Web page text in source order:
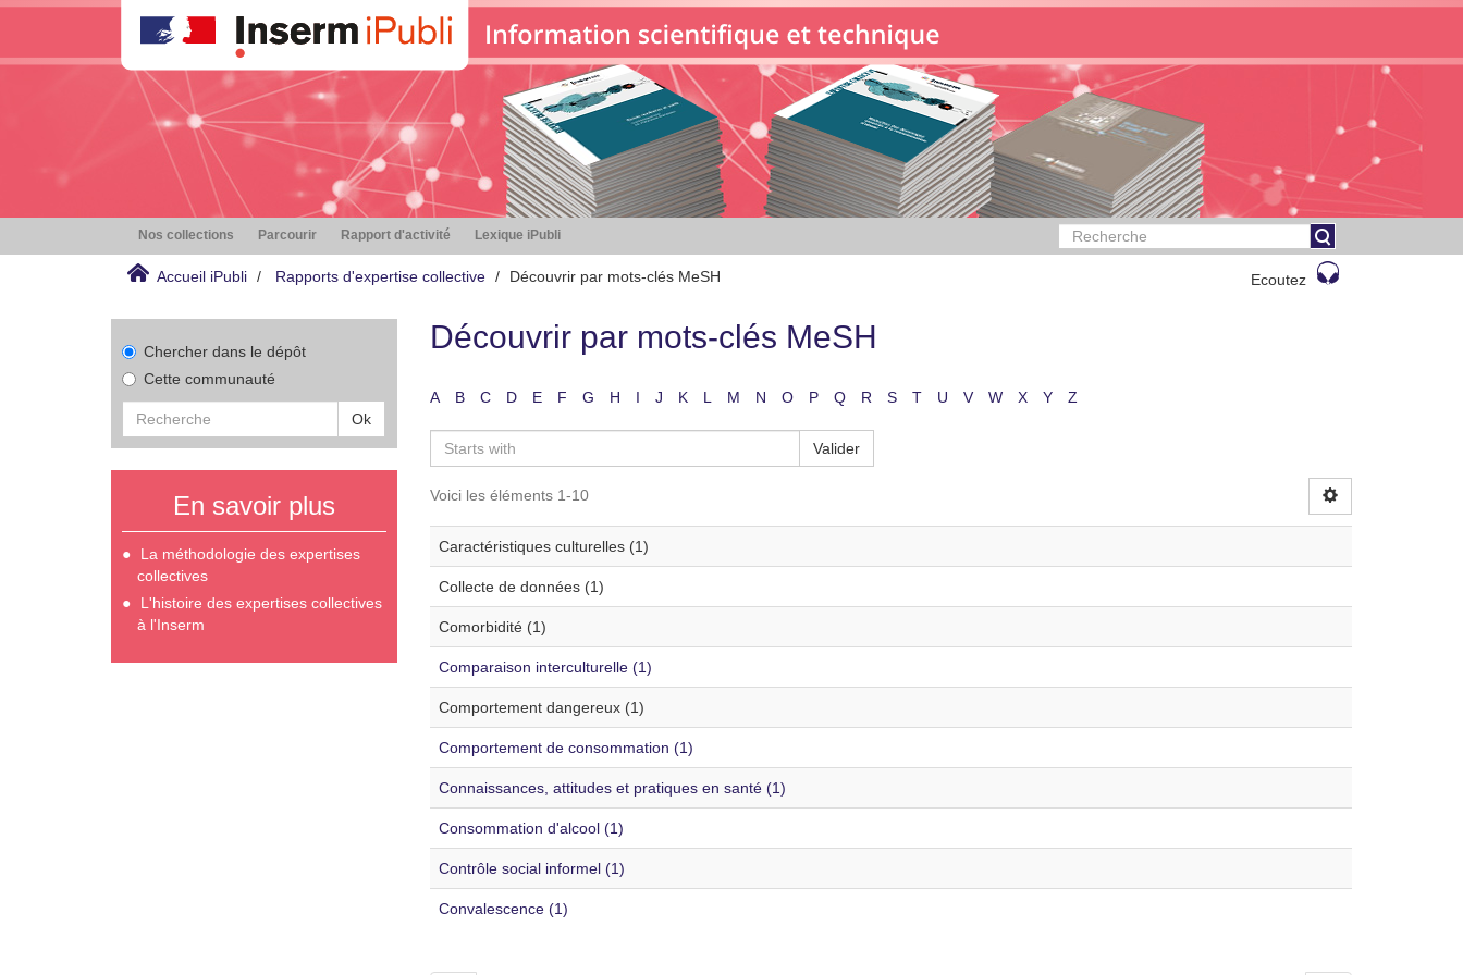
Nos collections Parcourir Rapport d'activité Lexique iPubli
Accueil iPubli Rapports d'expertise collective Découvrir par mots-clés MeSH Ecoutez
Chercher dans le dépôt
Cette communauté
Ok
En savoir plus
La méthodologie des expertises
collectives
L'histoire des expertises collectives
à l'Inserm
Découvrir par mots-clés MeSH
A B C D E F G H I J K L M N O P Q R S T U V W X Y Z
Valider
Voici les éléments 1-10
Caractéristiques culturelles (1)
Collecte de données (1)
Comorbidité (1)
Comparaison interculturelle (1)
Comportement dangereux (1)
Comportement de consommation (1)
Connaissances, attitudes et pratiques en santé (1)
Consommation d'alcool (1)
Contrôle social informel (1)
Convalescence (1)